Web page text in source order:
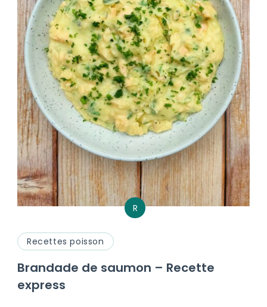
R
Recettes poisson
Brandade de saumon – Recette
express